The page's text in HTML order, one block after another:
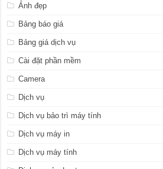
Ảnh đẹp
Bảng báo giá
Bảng giá dịch vụ
Cài đặt phần mềm
Camera
Dịch vụ
Dịch vụ bảo trì máy tính
Dịch vụ máy in
Dịch vụ máy tính